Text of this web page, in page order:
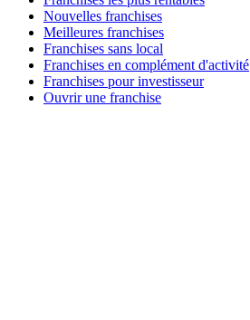
Nouvelles franchises
Meilleures franchises
Franchises sans local
Franchises en complément d'activité
Franchises pour investisseur
Ouvrir une franchise